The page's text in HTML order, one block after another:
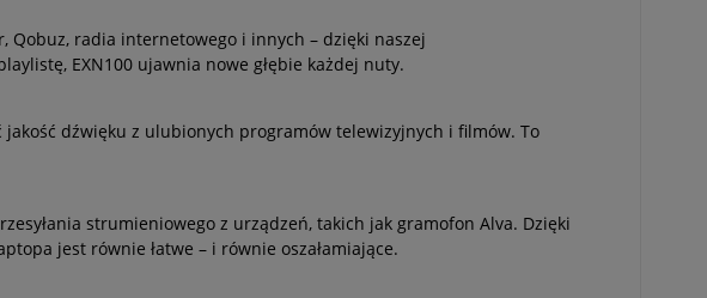
Qobuz, radia internetowego i innych – dzięki naszej
EXN100 ujawnia nowe głębie każdej nuty.
jakość dźwięku z ulubionych programów telewizyjnych i filmów. To
strumieniowego z urządzeń, takich jak gramofon Alva. Dzięki
jest równie łatwe – i równie oszałamiające.